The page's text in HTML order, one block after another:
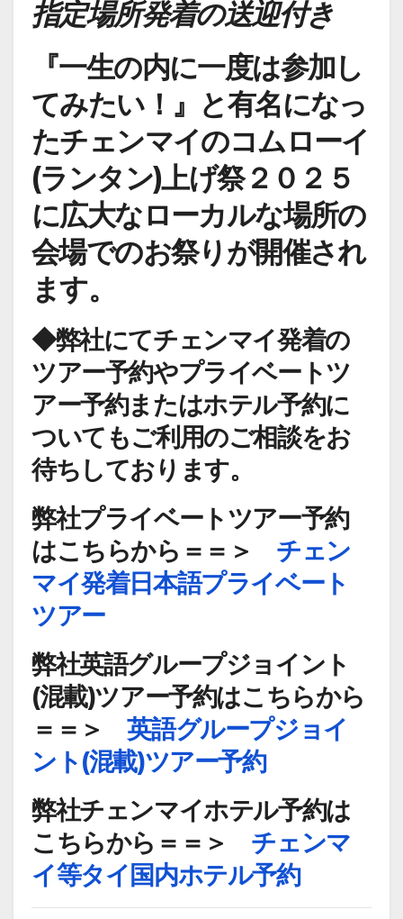
指定場所発着の送迎付き
『一生の内に一度は参加し
てみたい！』と有名になっ
たチェンマイのコムローイ
(ランタン)上げ祭２０２５
に広大なローカルな場所の
会場でのお祭りが開催され
ます。
◆弊社にてチェンマイ発着の
ツアー予約やプライベートツ
アー予約またはホテル予約に
ついてもご利用のご相談をお
待ちしております。
弊社プライベートツアー予約
はこちらから＝＝＞
チェン
マイ発着日本語プライベート
ツアー
弊社英語グループジョイント
(混載)ツアー予約はこちらから
＝＝＞英語グループジョイ
ント(混載)ツアー予約
弊社チェンマイホテル予約は
こちらから＝＝＞ チェンマ
イ等タイ国内ホテル予約